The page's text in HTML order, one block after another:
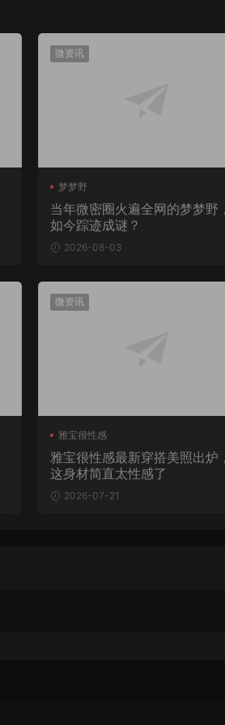
微资讯
梦梦野
当年微密圈火遍全网的梦梦野
如今踪迹成谜？
2026-08-03
微资讯
雅宝很性感
雅宝很性感最新穿搭美照出炉
这身材简直太性感了
2026-07-21